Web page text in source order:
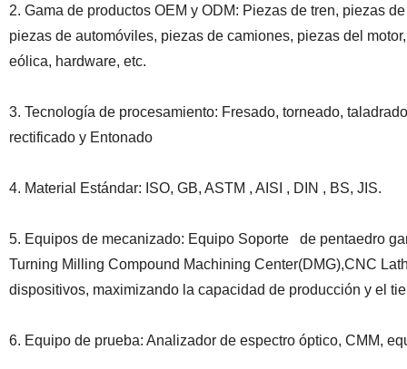
2. Gama de productos OEM y ODM: Piezas de tren, piezas
piezas de automóviles, piezas de camiones, piezas del
eólica, hardware, etc.
3. Tecnología de procesamiento: Fresado, torneado,
rectificado y Entonado
4. Material Estándar: ISO, GB, ASTM , AISI , DIN , BS, JIS.
5. Equipos de mecanizado: Equipo Soporte de pentaedro
Turning Milling Compound Machining Center(DMG),CNC
dispositivos, maximizando la capacidad de producción y el
6. Equipo de prueba: Analizador de espectro óptico, CMM,